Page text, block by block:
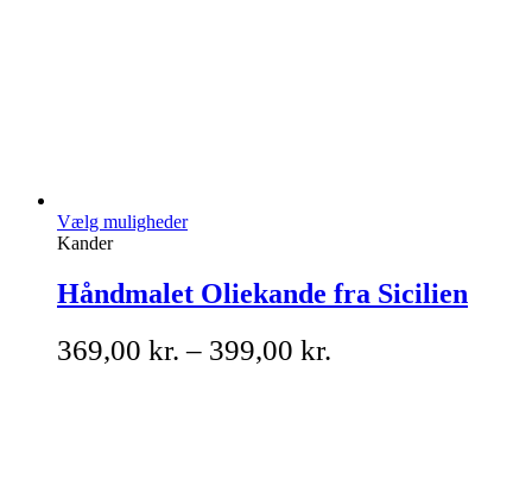
Vælg muligheder
Kander
Håndmalet Oliekande fra Sicilien
369,00 kr. – 399,00 kr.